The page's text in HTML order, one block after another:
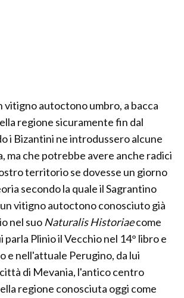
vitigno autoctono umbro, a bacca
regione sicuramente fin dal
i Bizantini ne introdussero alcune
ma che potrebbe avere anche radici
territorio se dovesse un giorno
secondo la quale il Sagrantino
vitigno autoctono conosciuto già
nel suo Naturalis Historiaecome
parla Plinio il Vecchio nel 14° libro e
e nell'attuale Perugino, da lui
di Mevania, l'antico centro
regione conosciuta oggi come